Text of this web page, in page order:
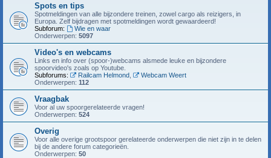
Spots en tips
Spotmeldingen van alle bijzondere treinen, zowel cargo als reizigers, in
Europa. Zelf bijdragen met spotmeldingen wordt gewaardeerd!
Subforum:
Wie en waar
Onderwerpen: 5097
Video's en webcams
Links en info over (spoor-)webcams alsmede leuke en bijzondere
spoorvideo's zoals op Youtube.
Subforums:
Railcam Helmond,
Webcam Weert
Onderwerpen: 112
Vraagbak
Voor al uw spoorgerelateerde vragen!
Onderwerpen: 524
Overig
Voor alle overige grootspoor gerelateerde onderwerpen die niet zijn in te delen
bij de andere forum categorieën.
Onderwerpen: 50